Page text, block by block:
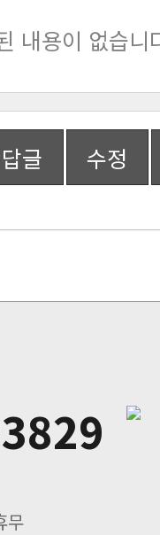
내용이 없습니
답글 수정
무